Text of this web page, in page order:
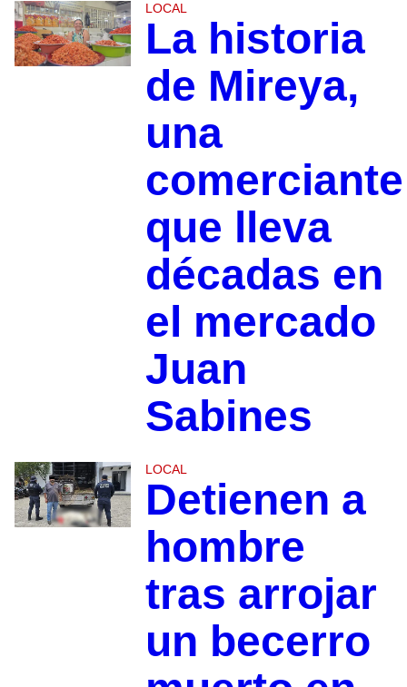
LOCAL
La historia
de Mireya,
una
comerciante
que lleva
décadas en
el mercado
Juan
Sabines
LOCAL
Detienen a
hombre
tras arrojar
un becerro